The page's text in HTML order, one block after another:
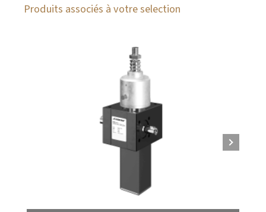
Produits associés à votre selection